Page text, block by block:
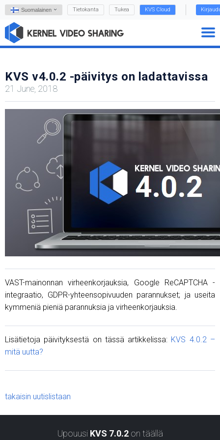
Suomalainen Tietokanta Tukea KVS Cloud
KVS v4.0.2 -päivitys on ladattavissa
21 June, 2018
VAST-mainonnan virheenkorjauksia, Google ReCAPTCHA -
integraatio, GDPR-yhteensopivuuden parannukset; ja useita
kymmeniä pieniä parannuksia ja virheenkorjauksia.
Lisätietoja päivityksestä on tässä artikkelissa: KVS 4.0.2 –
mitä uutta?
takaisin uutislistaan
Upouusi KVS 7.0.2on täällä